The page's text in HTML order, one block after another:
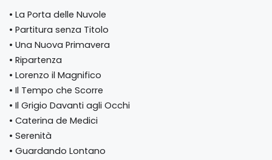
• La Porta delle Nuvole
• Partitura senza Titolo
• Una Nuova Primavera
• Ripartenza
• Lorenzo il Magnifico
• Il Tempo che Scorre
• Il Grigio Davanti agli Occhi
• Caterina de Medici
• Serenità
• Guardando Lontano